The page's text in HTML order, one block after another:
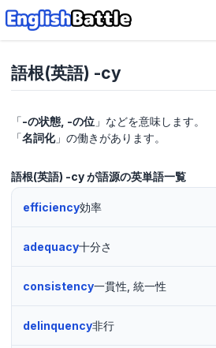
語根(英語) -cy
「-の状態, -の位 」などを意味します。
「名詞化」の働きがあります。
語根(英語) -cy が語源の英単語一覧
efficiency効率
adequacy十分さ
consistency一貫性, 統一性
delinquency非行